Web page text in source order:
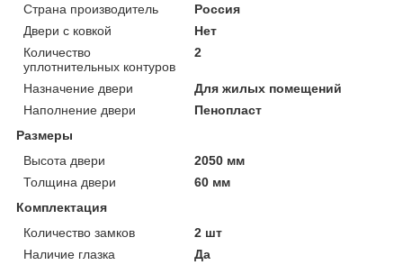
Страна производитель
Россия
Двери с ковкой
Нет
Количество
уплотнительных контуров
2
Назначение двери
Для жилых помещений
Наполнение двери
Пенопласт
Размеры
Высота двери
2050 мм
Толщина двери
60 мм
Комплектация
Количество замков
2 шт
Наличие глазка
Да